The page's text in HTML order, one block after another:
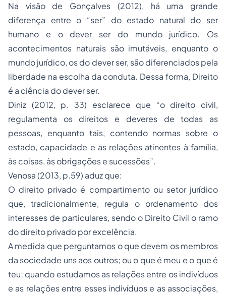
Na visão de Gonçalves (2012), há uma grande
diferença entre o “ser” do estado natural do ser
humano e o dever ser do mundo jurídico. Os
acontecimentos naturais são imutáveis, enquanto o
mundo jurídico, os do dever ser, são diferenciados pela
liberdade na escolha da conduta. Dessa forma, Direito
é a ciência do dever ser.
Diniz (2012, p. 33) esclarece que “o direito civil,
regulamenta os direitos e deveres de todas as
pessoas, enquanto tais, contendo normas sobre o
estado, capacidade e as relações atinentes à família,
às coisas, às obrigações e sucessões”.
Venosa (2013, p.59) aduz que:
O direito privado é compartimento ou setor jurídico
que, tradicionalmente, regula o ordenamento dos
interesses de particulares, sendo o Direito Civil o ramo
do direito privado por excelência.
A medida que perguntamos o que devem os membros
da sociedade uns aos outros; ou o que é meu e o que é
teu; quando estudamos as relações entre os indivíduos
e as relações entre esses indivíduos e as associações,